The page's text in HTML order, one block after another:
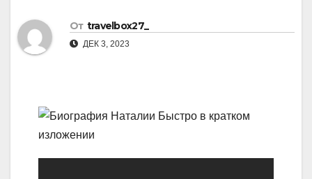
От travelbox27_
ДЕК 3, 2023